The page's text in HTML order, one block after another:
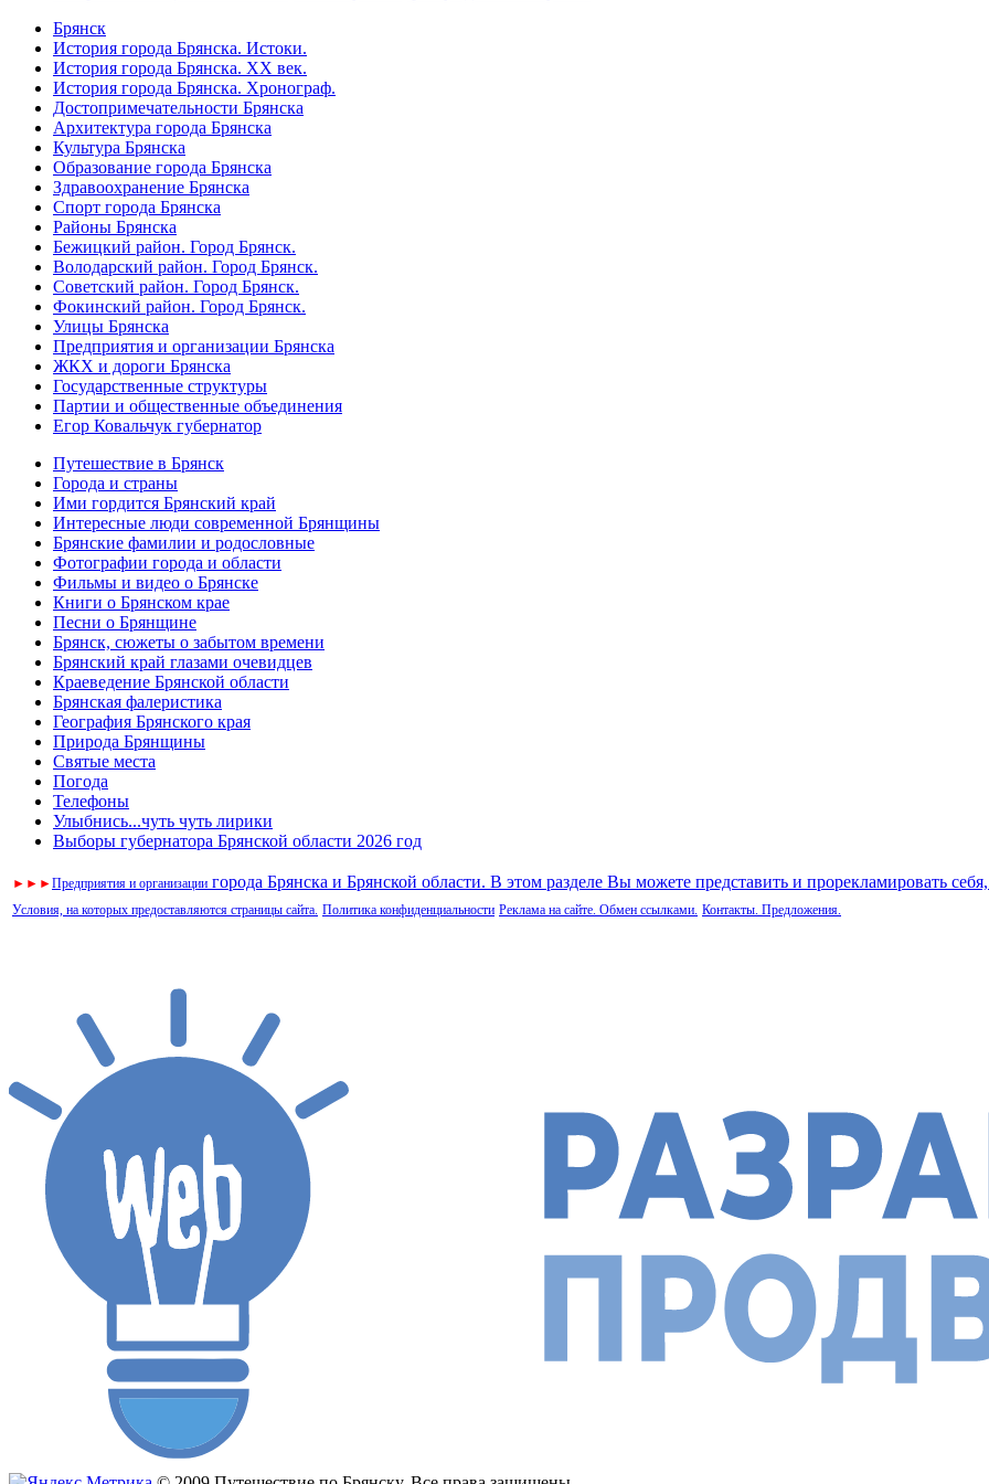
Брянск
История города Брянска. Истоки.
История города Брянска. XX век.
История города Брянска. Хронограф.
Достопримечательности Брянска
Архитектура города Брянска
Культура Брянска
Образование города Брянска
Здравоохранение Брянска
Спорт города Брянска
Районы Брянска
Бежицкий район. Город Брянск.
Володарский район. Город Брянск.
Советский район. Город Брянск.
Фокинский район. Город Брянск.
Улицы Брянска
Предприятия и организации Брянска
ЖКХ и дороги Брянска
Государственные структуры
Партии и общественные объединения
Егор Ковальчук губернатор
Путешествие в Брянск
Города и страны
Ими гордится Брянский край
Интересные люди современной Брянщины
Брянские фамилии и родословные
Фотографии города и области
Фильмы и видео о Брянске
Книги о Брянском крае
Песни о Брянщине
Брянск, сюжеты о забытом времени
Брянский край глазами очевидцев
Краеведение Брянской области
Брянская фалеристика
География Брянского края
Природа Брянщины
Святые места
Погода
Телефоны
Улыбнись...чуть чуть лирики
Выборы губернатора Брянской области 2026 год
► ► ►Предприятия и организации города Брянска и Брянской области. В этом разделе Вы можете представить и прорекламировать
Условия, на которых предоставляются страницы сайта. Политика конфиденциальности Реклама на сайте. Обмен ссылками. Контакты. Предложения.